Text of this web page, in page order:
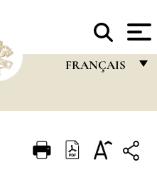
FRANÇAIS
ITALIANO